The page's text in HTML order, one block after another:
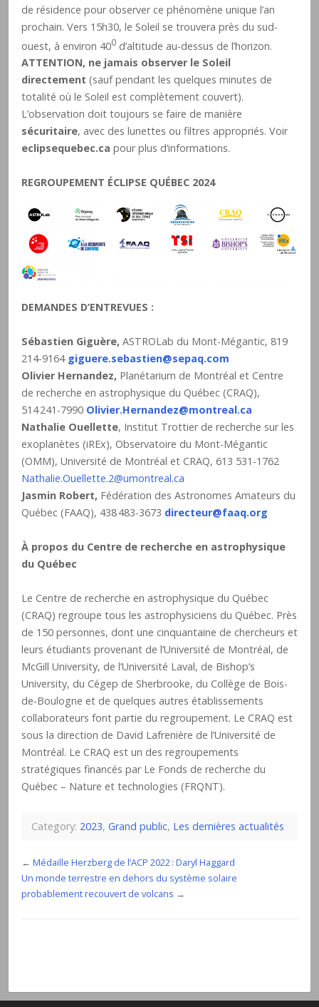
de résidence pour observer ce phénomène unique l’an
prochain. Vers 15h30, le Soleil se trouvera près du sud-
ouest, à environ 400 d’altitude au-dessus de l’horizon.
ATTENTION, ne jamais observer le Soleil
directement (sauf pendant les quelques minutes de
totalité où le Soleil est complètement couvert).
L’observation doit toujours se faire de manière
sécuritaire, avec des lunettes ou filtres appropriés. Voir
eclipsequebec.ca pour plus d’informations.
REGROUPEMENT ÉCLIPSE QUÉBEC 2024
DEMANDES D’ENTREVUES :
Sébastien Giguère, ASTROLab du Mont-Mégantic, 819
214-9164 giguere.sebastien@sepaq.com
Olivier Hernandez, Planétarium de Montréal et Centre
de recherche en astrophysique du Québec (CRAQ),
514 241-7990 Olivier.Hernandez@montreal.ca
Nathalie Ouellette, Institut Trottier de recherche sur les
exoplanètes (iREx), Observatoire du Mont-Mégantic
(OMM), Université de Montréal et CRAQ, 613 531-1762
Nathalie.Ouellette.2@umontreal.ca
Jasmin Robert, Fédération des Astronomes Amateurs du
Québec (FAAQ), 438 483-3673 directeur@faaq.org
À propos du Centre de recherche en astrophysique
du Québec
Le Centre de recherche en astrophysique du Québec
(CRAQ) regroupe tous les astrophysiciens du Québec. Près
de 150 personnes, dont une cinquantaine de chercheurs et
leurs étudiants provenant de l’Université de Montréal, de
McGill University, de l’Université Laval, de Bishop’s
University, du Cégep de Sherbrooke, du Collège de Bois-
de-Boulogne et de quelques autres établissements
collaborateurs font partie du regroupement. Le CRAQ est
sous la direction de David Lafrenière de l’Université de
Montréal. Le CRAQ est un des regroupements
stratégiques financés par Le Fonds de recherche du
Québec – Nature et technologies (FRQNT).
Category: 2023, Grand public, Les dernières actualités
← Médaille Herzberg de l’ACP 2022 : Daryl Haggard
Un monde terrestre en dehors du système solaire
probablement recouvert de volcans →